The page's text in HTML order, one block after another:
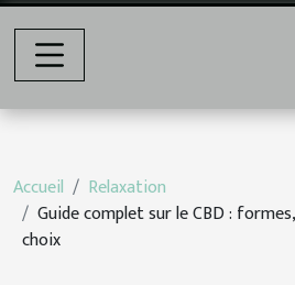
Accueil
Relaxation
Guide complet sur le CBD :
choix